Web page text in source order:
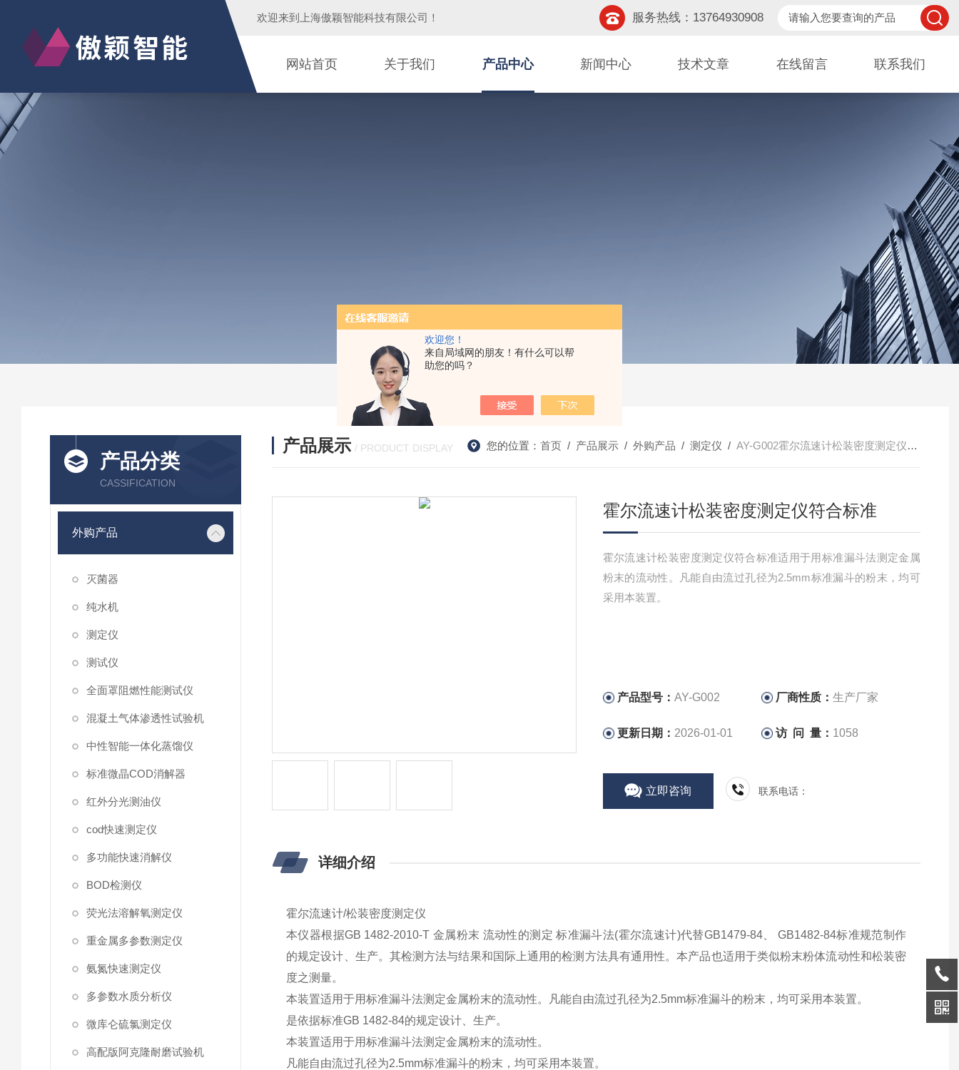
欢迎您！
来自局域网的朋友！有什么可以帮
助您的吗？
欢迎来到 上海傲颖智能科技有限公司 ！ 服务热线：13764930908
网站首页 关于我们 产品中心 新闻中心 技术文章 在线留言 联系我们
产品分类
CASSIFICATION
外购产品
灭菌器
纯水机
测定仪
测试仪
全面罩阻燃性能测试仪
混凝土气体渗透性试验机
中性智能一体化蒸馏仪
标准微晶COD消解器
红外分光测油仪
cod快速测定仪
多功能快速消解仪
BOD检测仪
荧光法溶解氧测定仪
重金属多参数测定仪
氨氮快速测定仪
多参数水质分析仪
微库仑硫氯测定仪
高配版阿克隆耐磨试验机
产品展示 / PRODUCT DISPLAY 您的位置： 首页/ 产品展示/ 外购产品 / 测定仪 / AY-G002霍尔流速计松装密度测定仪符合标准
霍尔流速计松装密度测定仪符合标准
霍尔流速计松装密度测定仪符合标准适用于用标准漏斗法测定金属
粉末的流动性。凡能自由流过孔径为2.5mm标准漏斗的粉末，均可
采用本装置。
产品型号： AY-G002 厂商性质：生产厂家
更新日期： 2026-01-01 访 问 量： 1058
立即咨询 联系电话：
详细介绍
霍尔流速计/松装密度测定仪
本仪器根据GB 1482-2010-T 金属粉末 流动性的测定 标准漏斗法(霍尔流速计)代替GB1479-84、 GB1482-84标准规范制作
的规定设计、生产。其检测方法与结果和国际上通用的检测方法具有通用性。本产品也适用于类似粉末粉体流动性和松装密
度之测量。
本装置适用于用标准漏斗法测定金属粉末的流动性。凡能自由流过孔径为2.5mm标准漏斗的粉末，均可采用本装置。
是依据标准GB 1482-84的规定设计、生产。
本装置适用于用标准漏斗法测定金属粉末的流动性。
凡能自由流过孔径为2.5mm标准漏斗的粉末，均可采用本装置。